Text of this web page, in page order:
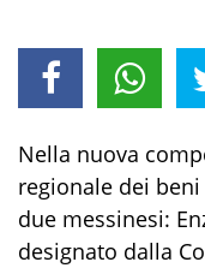
Nella nuova
regionale dei
due messinesi:
designato dalla